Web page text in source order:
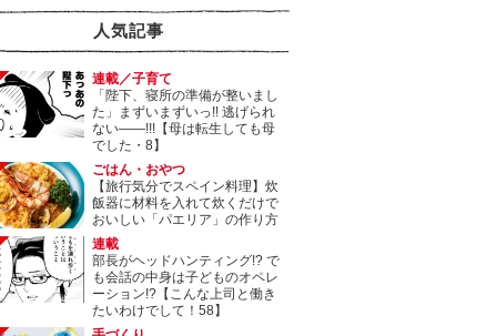
人気記事
連載／子育て
「陛下、寝所の準備が整いまし
た」まずいまずいっ!! 逃げられ
ない――!!!【母は転生しても母
でした・8】
ごはん・おやつ
【旅行気分でスペイン料理】炊
飯器に材料を入れて炊くだけで
おいしい「パエリア」の作り方
連載
部長がヘッドハンティング!? で
も会話の中身は子どものオペレ
ーション!?【こんな上司と働き
たいわけでして！58】